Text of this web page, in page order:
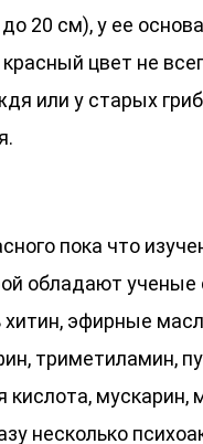
20 см), у ее
цвет не
или у старых
пока что
обладают
хитин, эфирные
триметиламин,
мускарин,
несколько